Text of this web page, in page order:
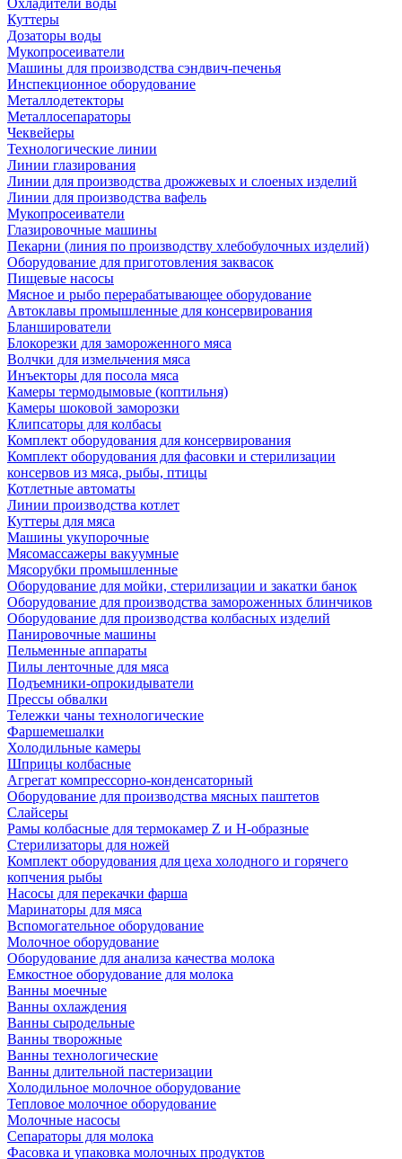
Охладители воды
Куттеры
Дозаторы воды
Мукопросеиватели
Машины для производства сэндвич-печенья
Инспекционное оборудование
Металлодетекторы
Металлосепараторы
Чеквейеры
Технологические линии
Линии глазирования
Линии для производства дрожжевых и слоеных изделий
Линии для производства вафель
Мукопросеиватели
Глазировочные машины
Пекарни (линия по производству хлебобулочных изделий)
Оборудование для приготовления заквасок
Пищевые насосы
Мясное и рыбо перерабатывающее оборудование
Автоклавы промышленные для консервирования
Бланширователи
Блокорезки для замороженного мяса
Волчки для измельчения мяса
Инъекторы для посола мяса
Камеры термодымовые (коптильня)
Камеры шоковой заморозки
Клипсаторы для колбасы
Комплект оборудования для консервирования
Комплект оборудования для фасовки и стерилизации
консервов из мяса, рыбы, птицы
Котлетные автоматы
Линии производства котлет
Куттеры для мяса
Машины укупорочные
Мясомассажеры вакуумные
Мясорубки промышленные
Оборудование для мойки, стерилизации и закатки банок
Оборудование для производства замороженных блинчиков
Оборудование для производства колбасных изделий
Панировочные машины
Пельменные аппараты
Пилы ленточные для мяса
Подъемники-опрокидыватели
Прессы обвалки
Тележки чаны технологические
Фаршемешалки
Холодильные камеры
Шприцы колбасные
Агрегат компрессорно-конденсаторный
Оборудование для производства мясных паштетов
Слайсеры
Рамы колбасные для термокамер Z и H-образные
Стерилизаторы для ножей
Комплект оборудования для цеха холодного и горячего
копчения рыбы
Насосы для перекачки фарша
Маринаторы для мяса
Вспомогательное оборудование
Молочное оборудование
Оборудование для анализа качества молока
Емкостное оборудование для молока
Ванны моечные
Ванны охлаждения
Ванны сыродельные
Ванны творожные
Ванны технологические
Ванны длительной пастеризации
Холодильное молочное оборудование
Тепловое молочное оборудование
Молочные насосы
Сепараторы для молока
Фасовка и упаковка молочных продуктов